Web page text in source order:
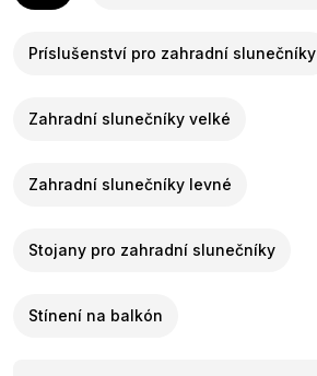
Príslušenství pro zahradní slunečníky
Zahradní slunečníky velké
Zahradní slunečníky levné
Stojany pro zahradní slunečníky
Stínení na balkón